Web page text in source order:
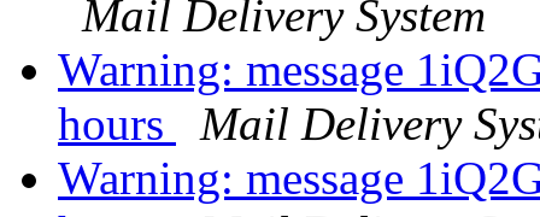
Mail Delivery System
Warning: message
hours
Mail Delivery
Warning: message